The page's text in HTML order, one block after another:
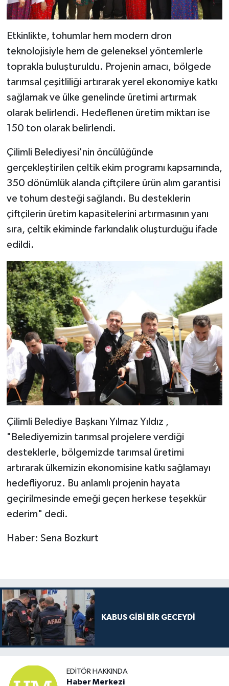
Etkinlikte, tohumlar hem modern dron
teknolojisiyle hem de geleneksel yöntemlerle
toprakla buluşturuldu. Projenin amacı, bölgede
tarımsal çeşitliliği artırarak yerel ekonomiye katkı
sağlamak ve ülke genelinde üretimi artırmak
olarak belirlendi. Hedeflenen üretim miktarı ise
150 ton olarak belirlendi.
Çilimli Belediyesi'nin öncülüğünde
gerçekleştirilen çeltik ekim programı kapsamında,
350 dönümlük alanda çiftçilere ürün alım garantisi
ve tohum desteği sağlandı. Bu desteklerin
çiftçilerin üretim kapasitelerini artırmasının yanı
sıra, çeltik ekiminde farkındalık oluşturduğu ifade
edildi.
Çilimli Belediye Başkanı Yılmaz Yıldız ,
"Belediyemizin tarımsal projelere verdiği
desteklerle, bölgemizde tarımsal üretimi
artırarak ülkemizin ekonomisine katkı sağlamayı
hedefliyoruz. Bu anlamlı projenin hayata
geçirilmesinde emeği geçen herkese teşekkür
ederim" dedi.
Haber: Sena Bozkurt
KABUS GİBİ BİR GECEYDİ
EDITÖR HAKKINDA
Haber Merkezi